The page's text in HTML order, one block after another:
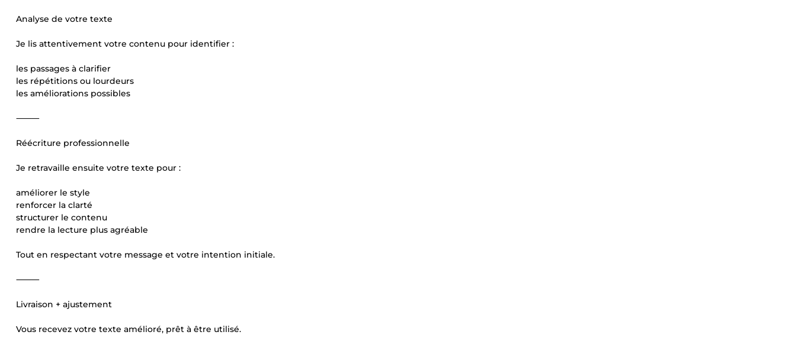
Analyse de votre texte
Je lis attentivement votre contenu pour identifier :
les passages à clarifier
les répétitions ou lourdeurs
les améliorations possibles
⸻
Réécriture professionnelle
Je retravaille ensuite votre texte pour :
améliorer le style
renforcer la clarté
structurer le contenu
rendre la lecture plus agréable
Tout en respectant votre message et votre intention initiale.
⸻
Livraison + ajustement
Vous recevez votre texte amélioré, prêt à être utilisé.